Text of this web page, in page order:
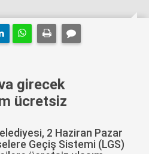
girecek
ücretsiz
2 Haziran Pazar
Geçiş Sistemi (LGS)